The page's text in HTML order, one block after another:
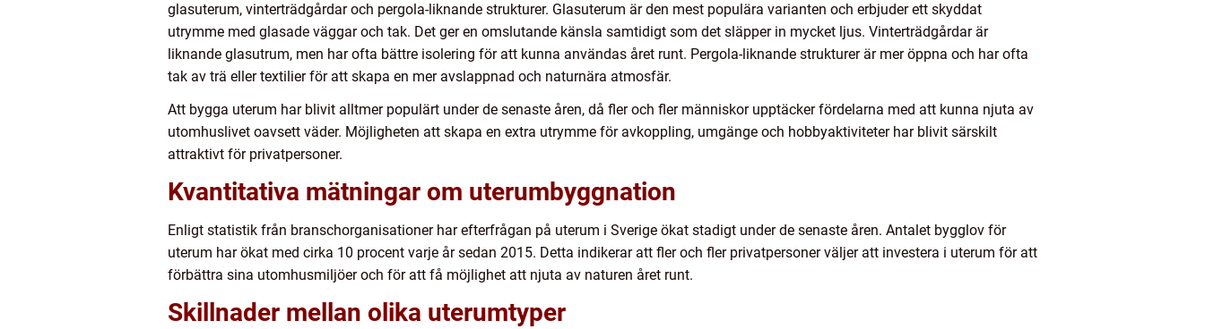
glasuterum, vinterträdgårdar och pergola-liknande strukturer. Glasuterum är den mest populära varianten och erbjuder ett skyddat
utrymme med glasade väggar och tak. Det ger en omslutande känsla samtidigt som det släpper in mycket ljus. Vinterträdgårdar är
liknande glasutrum, men har ofta bättre isolering för att kunna användas året runt. Pergola-liknande strukturer är mer öppna och har ofta
tak av trä eller textilier för att skapa en mer avslappnad och naturnära atmosfär.
Att bygga uterum har blivit alltmer populärt under de senaste åren, då fler och fler människor upptäcker fördelarna med att kunna njuta av
utomhuslivet oavsett väder. Möjligheten att skapa en extra utrymme för avkoppling, umgänge och hobbyaktiviteter har blivit särskilt
attraktivt för privatpersoner.
Kvantitativa mätningar om uterumbyggnation
Enligt statistik från branschorganisationer har efterfrågan på uterum i Sverige ökat stadigt under de senaste åren. Antalet bygglov för
uterum har ökat med cirka 10 procent varje år sedan 2015. Detta indikerar att fler och fler privatpersoner väljer att investera i uterum för att
förbättra sina utomhusmiljöer och för att få möjlighet att njuta av naturen året runt.
Skillnader mellan olika uterumtyper